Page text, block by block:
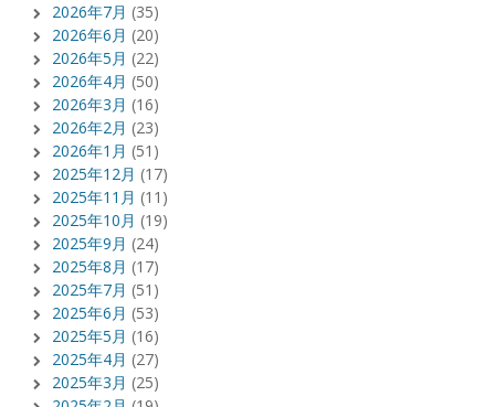
2026年7月 (35)
2026年6月 (20)
2026年5月 (22)
2026年4月 (50)
2026年3月 (16)
2026年2月 (23)
2026年1月 (51)
2025年12月 (17)
2025年11月 (11)
2025年10月 (19)
2025年9月 (24)
2025年8月 (17)
2025年7月 (51)
2025年6月 (53)
2025年5月 (16)
2025年4月 (27)
2025年3月 (25)